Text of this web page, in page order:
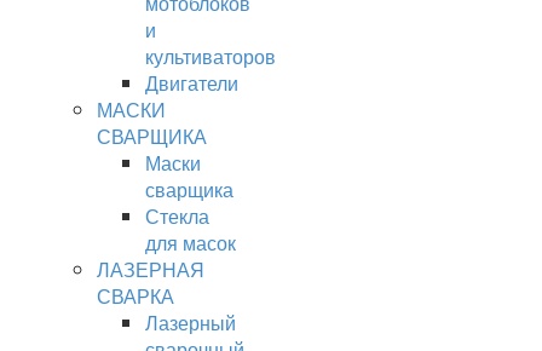
и
культиваторов
Двигатели
МАСКИ
СВАРЩИКА
Маски
сварщика
Стекла
для масок
ЛАЗЕРНАЯ
СВАРКА
Лазерный